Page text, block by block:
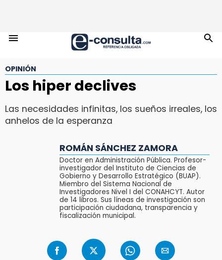
OPINIÓN
Los hiper declives
Las necesidades infinitas, los sueños irreales, los
anhelos de la esperanza
ROMÁN SÁNCHEZ ZAMORA
Doctor en Administración Pública. Profesor-
investigador del Instituto de Ciencias de
Gobierno y Desarrollo Estratégico (BUAP).
Miembro del Sistema Nacional de
Investigadores Nivel I del CONAHCYT. Autor
de 14 libros. Sus líneas de investigación son
participación ciudadana, transparencia y
fiscalización municipal.